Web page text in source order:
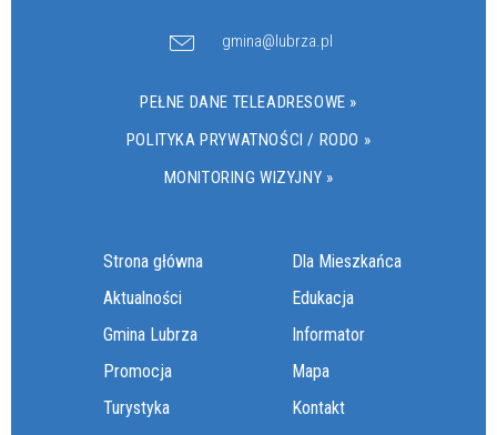
gmina@lubrza.pl
PEŁNE DANE TELEADRESOWE »
POLITYKA PRYWATNOŚCI / RODO »
MONITORING WIZYJNY »
Strona główna
Aktualności
Gmina Lubrza
Promocja
Turystyka
Dla Mieszkańca
Edukacja
Informator
Mapa
Kontakt